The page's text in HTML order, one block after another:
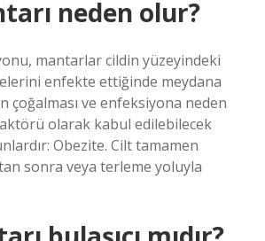
neden olur?
mantarlar cildin yüzeyindeki
enfekte ettiğinde meydana
çoğalması ve enfeksiyona neden
olarak kabul edilebilecek
Obezite. Cilt tamamen
sonra veya terleme yoluyla